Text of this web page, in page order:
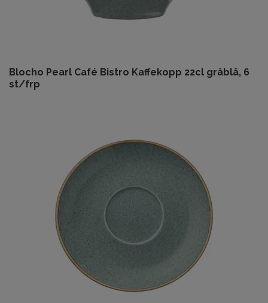
Blocho Pearl Café Bistro Kaffekopp 22cl gråblå, 6
st/frp